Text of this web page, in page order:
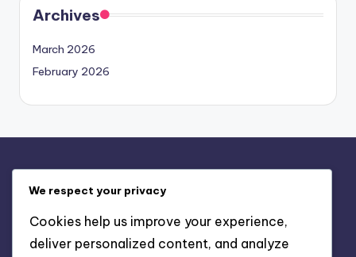
Archives
March 2026
February 2026
Conditions de service
Politique de cookies
We respect your privacy
Cookies help us improve your experience,
deliver personalized content, and analyze